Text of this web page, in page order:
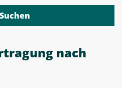
nach